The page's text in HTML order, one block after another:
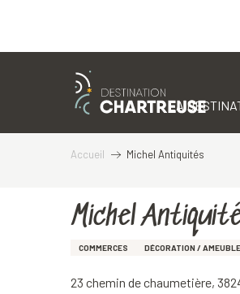
LA
Accueil Michel Antiquités
Michel
COMMERCES DÉCORATION /
23 chemin de chaumetière,